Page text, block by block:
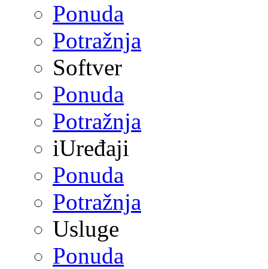
Ponuda
Potražnja
Softver
Ponuda
Potražnja
iUređaji
Ponuda
Potražnja
Usluge
Ponuda